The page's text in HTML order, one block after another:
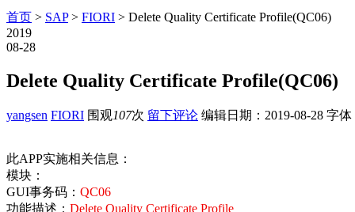
首页 > SAP> FIORI > Delete Quality Certificate Profile(QC06)
2019
08-28
Delete Quality Certificate Profile(QC06)
yangsen FIORI 围观107次 留下评论 编辑日期： 2019-08-28 字体
此APP实施相关信息：
模块：
GUI事务码： QC06
功能描述： Delete Quality Certificate Profile